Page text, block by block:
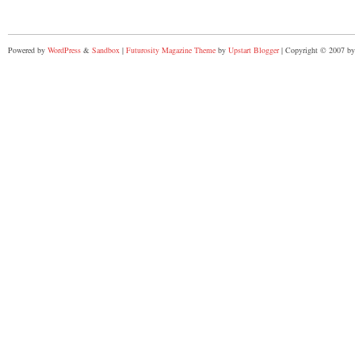
Powered by WordPress & Sandbox | Futurosity Magazine Theme by Upstart Blogger| Copyright © 2007 by